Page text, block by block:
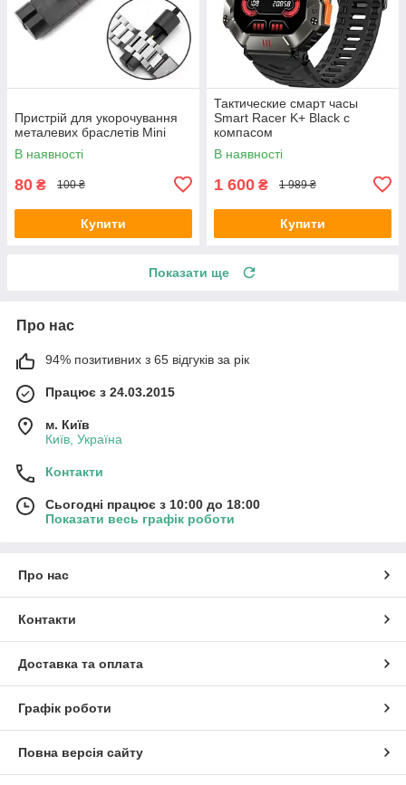
Пристрій для укорочування
металевих браслетів Mini
В наявності
80 ₴ 100 ₴
Купити
Тактические смарт часы
Smart Racer K+ Black с
компасом
В наявності
1 600 ₴ 1 989 ₴
Купити
Показати ще
Про нас
94% позитивних з 65 відгуків за рік
Працює з 24.03.2015
м. Київ
Київ, Україна
Контакти
Сьогодні працює з 10:00 до 18:00
Показати весь графік роботи
Про нас
Контакти
Доставка та оплата
Графік роботи
Повна версія сайту